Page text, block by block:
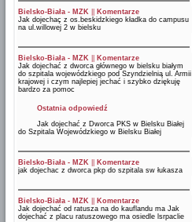
Bielsko-Biała - MZK
Komentarze
Jak dojechaç z os.beskidzkiego kładka do campusu
na ul.willowej 2 w bielsku
Bielsko-Biała - MZK
Komentarze
Jak dojechać z dworca głównego w bielsku białym
do szpitala wojewódzkiego pod Szyndzielnią ul. Armii
krajowej i czym najlepiej jechać i szybko dziękuję
bardzo za pomoc
Ostatnia odpowiedź
Jak dojechać z Dworca PKS w Bielsku Białej
do Szpitala Wojewódzkiego w Bielsku Białej
Bielsko-Biała - MZK
Komentarze
jak dojechac z dworca pkp do szpitala sw łukasza
Bielsko-Biała - MZK
Komentarze
Jak dojechać od ratusza na do kauflandu ma Jak
dojechać z placu ratuszowego ma osiedle lsrpaclie